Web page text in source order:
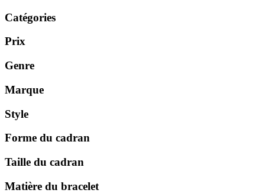
Catégories
Prix
Genre
Marque
Style
Forme du cadran
Taille du cadran
Matière du bracelet